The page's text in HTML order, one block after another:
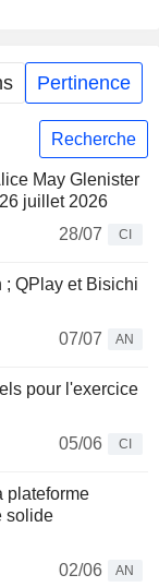
Pertinence
Recherche
May Glenister
juillet 2026
28/07
CI
; QPlay et Bisichi
07/07
AN
pour l'exercice
05/06
CI
plateforme
solide
02/06
AN